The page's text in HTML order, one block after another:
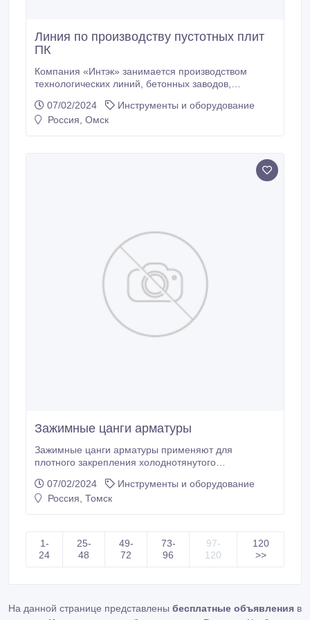
Линия по производству пустотных плит
ПК
Компания «Интэк» занимается производством
технологических линий, бетонных заводов,
ЖБИ. Предлагаем Вашему вниманию
Технологическую линию для производства
07/02/2024
Инструменты и оборудование
Россия, Омск
Зажимные цанги арматуры
Зажимные цанги арматуры применяют для
плотного закрепления холоднотянутого
армирования изделий из железобетона. Зажимная
цанга представляет собой коническую втулку,
07/02/2024
Инструменты и оборудование
Россия, Томск
1-
24
25-
48
49-
72
73-
96
97-
120
120
>>
На данной странице представлены бесплатные объявления в